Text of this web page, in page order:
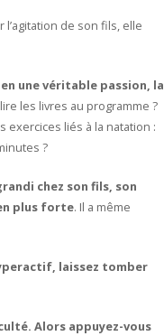
de son fils, elle
une véritable passion, la
les livres au programme ?
exercices liés à la natation :
?
chez son fils, son
plus forte. Il a même
laissez tomber
Alors appuyez-vous